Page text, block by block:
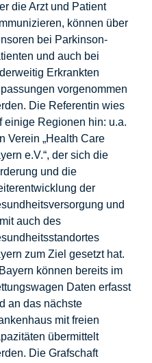
die Arzt und Patient
können über
bei Parkinson-
und auch bei
Erkrankten
vorgenommen
Die Referentin wies
einige Regionen hin: u.a.
Verein „Health Care
e.V.“, der sich die
und die
der
und
auch des
zum Ziel gesetzt hat.
Bayern können bereits im
Daten erfasst
an das nächste
mit freien
übermittelt
Die Grafschaft